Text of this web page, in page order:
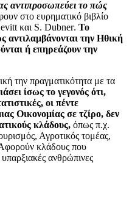
αντιπροσωπεύει το πώς
στο ευρηματικό βιβλίο
και S. Dubner. Το
αντιλαμβάνονται την Ηθική
ή επηρεάζουν την
την πραγματικότητα με τα
ίσως το γεγονός ότι,
οι πέντε
Οικονομίας σε τζίρο, δεν
κλάδους, όπως π.χ.
Αγροτικός τομέας,
κλάδους που
ανθρώπινες